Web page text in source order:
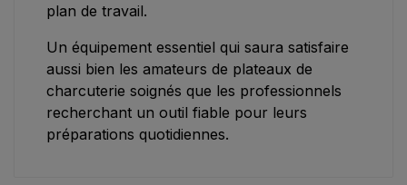
plan de travail.
Un équipement essentiel qui saura satisfaire
aussi bien les amateurs de plateaux de
charcuterie soignés que les professionnels
recherchant un outil fiable pour leurs
préparations quotidiennes.